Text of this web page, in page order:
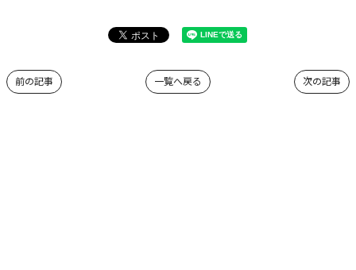
次の記事
一覧へ戻る
前の記事